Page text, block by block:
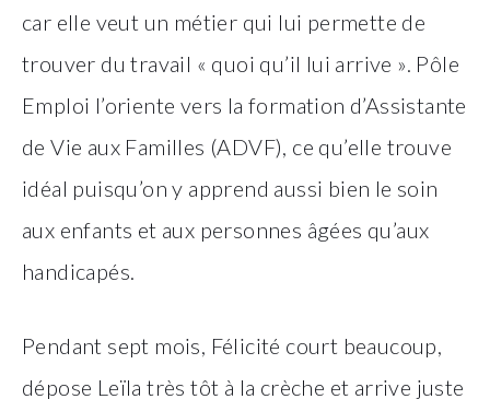
car elle veut un métier qui lui permette de
trouver du travail « quoi qu’il lui arrive ». Pôle
Emploi l’oriente vers la formation d’Assistante
de Vie aux Familles (ADVF), ce qu’elle trouve
idéal puisqu’on y apprend aussi bien le soin
aux enfants et aux personnes âgées qu’aux
handicapés.
Pendant sept mois, Félicité court beaucoup,
dépose Leïla très tôt à la crèche et arrive juste